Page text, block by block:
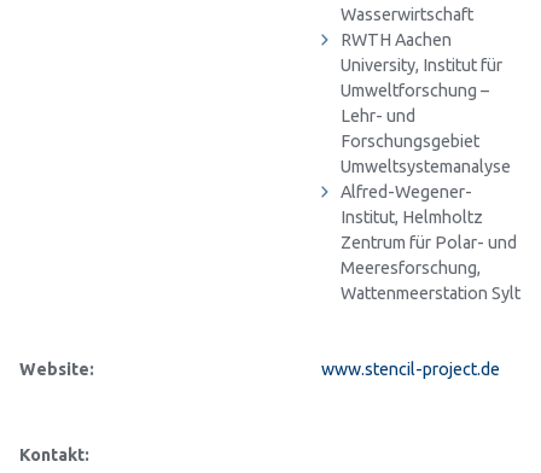
Wasserwirtschaft
RWTH Aachen
University, Institut für
Umweltforschung –
Lehr- und
Forschungsgebiet
Umweltsystemanalyse
Alfred-Wegener-
Institut, Helmholtz
Zentrum für Polar- und
Meeresforschung,
Wattenmeerstation Sylt
Website: www.stencil-project.de
Kontakt: